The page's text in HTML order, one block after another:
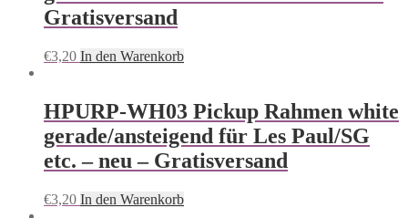
Gratisversand
€3,20 In den Warenkorb
HPURP-WH03 Pickup Rahmen white
gerade/ansteigend für Les Paul/SG
etc. – neu – Gratisversand
€3,20 In den Warenkorb